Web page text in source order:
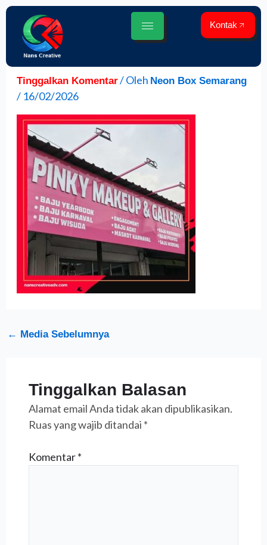
Lewati
konten
Kontak
Tinggalkan Komentar/ Oleh Neon Box Semarang
/ 16/02/2026
← Media Sebelumnya
Tinggalkan Balasan
Alamat email Anda tidak akan dipublikasikan.
Ruas yang wajib ditandai *
Komentar*